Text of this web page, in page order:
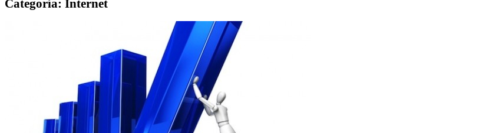
Categoría: Internet